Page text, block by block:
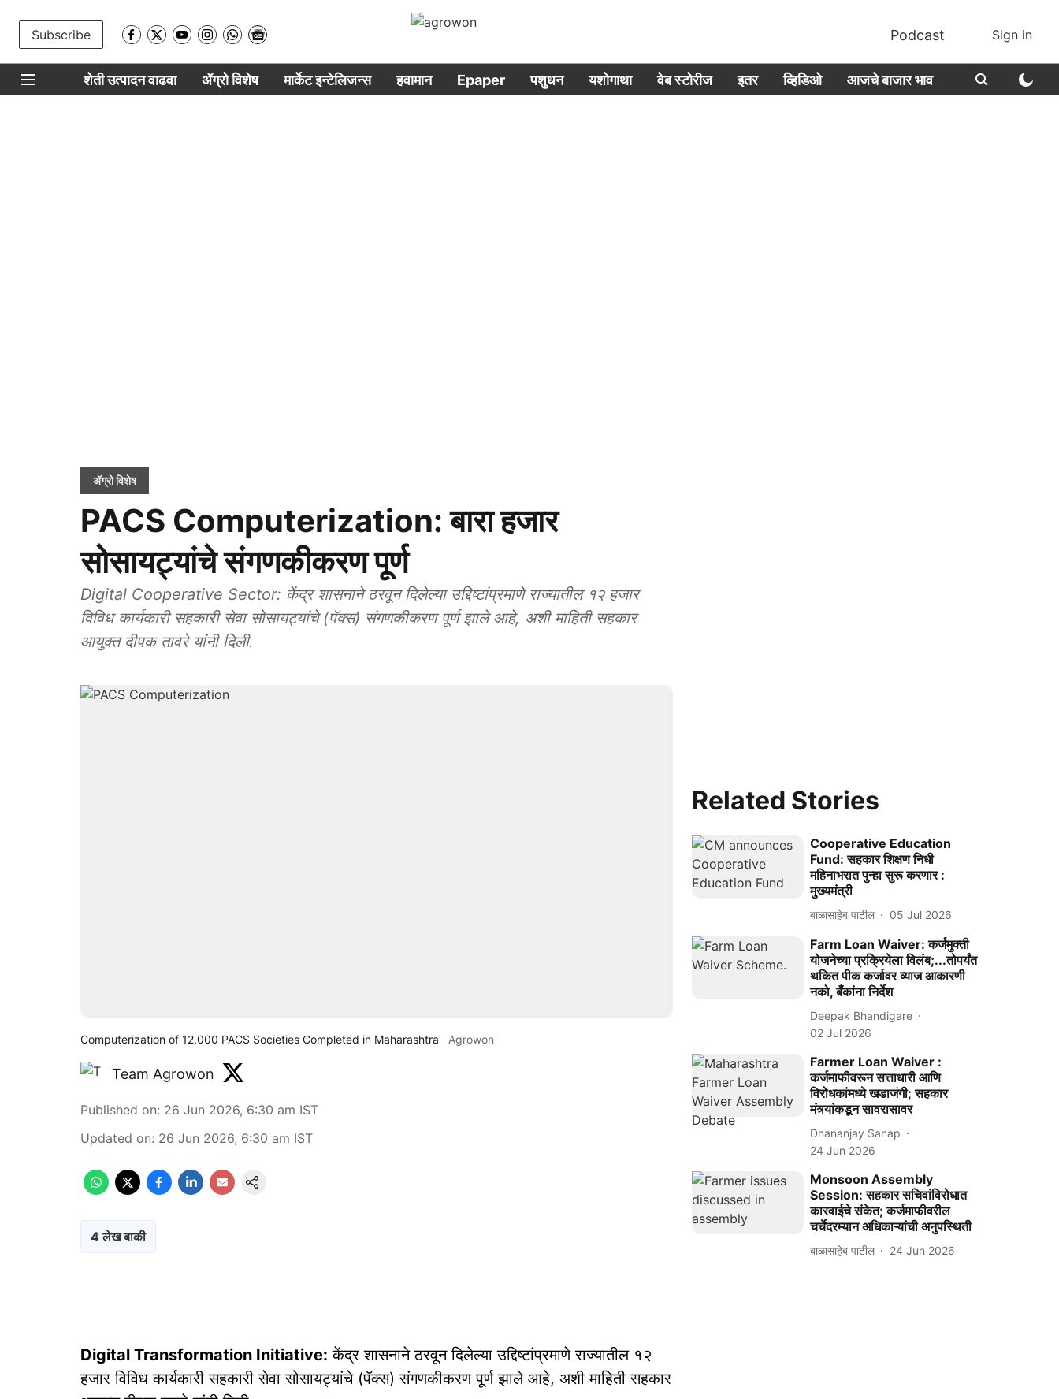
Subscribe Podcast Sign in
शेती उत्पादन वाढवा ॲग्रो विशेष मार्केट इन्टेलिजन्स हवामान Epaper पशुधन यशोगाथा वेब स्टोरीज इतर व्हिडिओ आजचे बाजार भाव
ॲग्रो विशेष
PACS Computerization: बारा हजार
सोसायट्यांचे संगणकीकरण पूर्ण
Digital Cooperative Sector: केंद्र शासनाने ठरवून दिलेल्या उद्दिष्टांप्रमाणे राज्यातील १२ हजार
विविध कार्यकारी सहकारी सेवा सोसायट्यांचे (पॅक्स) संगणकीकरण पूर्ण झाले आहे, अशी माहिती सहकार
आयुक्त दीपक तावरे यांनी दिली.
Computerization of 12,000 PACS Societies Completed in Maharashtra Agrowon
Team Agrowon
Published on: 26 Jun 2026, 6:30 am IST
Updated on: 26 Jun 2026, 6:30 am IST
4 लेख बाकी
Digital Transformation Initiative: केंद्र शासनाने ठरवून दिलेल्या उद्दिष्टांप्रमाणे राज्यातील १२
हजार विविध कार्यकारी सहकारी सेवा सोसायट्यांचे (पॅक्स) संगणकीकरण पूर्ण झाले आहे, अशी माहिती सहकार
Related Stories
Cooperative Education
Fund: सहकार शिक्षण निधी
महिनाभरात पुन्हा सुरू करणार :
मुख्यमंत्री
बाळासाहेब पाटील 05 Jul 2026
Farm Loan Waiver: कर्जमुक्ती
योजनेच्या प्रक्रियेला विलंब;...तोपर्यंत
थकित पीक कर्जावर व्याज आकारणी
नको, बँकांना निर्देश
Deepak Bhandigare
02 Jul 2026
Farmer Loan Waiver :
कर्जमाफीवरून सत्ताधारी आणि
विरोधकांमध्ये खडाजंगी; सहकार
मंत्र्यांकडून सावरासावर
Dhananjay Sanap
24 Jun 2026
Monsoon Assembly
Session: सहकार सचिवांविरोधात
कारवाईचे संकेत; कर्जमाफीवरील
चर्चेदरम्यान अधिकाऱ्यांची अनुपस्थिती
बाळासाहेब पाटील 24 Jun 2026